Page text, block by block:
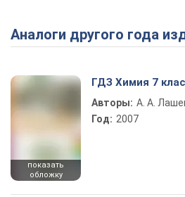
Аналоги другого года
показать
обложку
ГДЗ Химия 7
Авторы: А. А.
Год: 2007